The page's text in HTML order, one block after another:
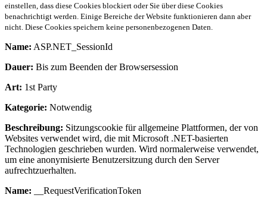
einstellen, dass diese Cookies blockiert oder Sie über diese Cookies
benachrichtigt werden. Einige Bereiche der Website funktionieren dann aber
nicht. Diese Cookies speichern keine personenbezogenen Daten.
Name: ASP.NET_SessionId
Dauer: Bis zum Beenden der Browsersession
Art: 1st Party
Kategorie: Notwendig
Beschreibung: Sitzungscookie für allgemeine Plattformen, der von
Websites verwendet wird, die mit Microsoft .NET-basierten
Technologien geschrieben wurden. Wird normalerweise verwendet,
um eine anonymisierte Benutzersitzung durch den Server
aufrechtzuerhalten.
Name: __RequestVerificationToken